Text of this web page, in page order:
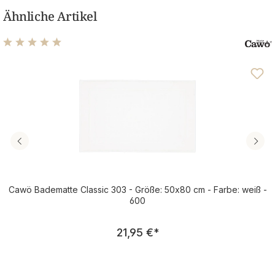
Ähnliche Artikel
Cawö Badematte Classic 303 - Größe: 50x80 cm - Farbe: weiß -
600
Regulärer Preis:
21,95 €*